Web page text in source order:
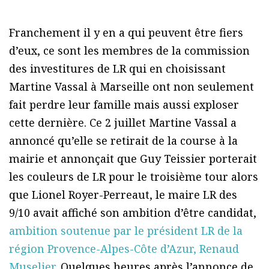
Franchement il y en a qui peuvent être fiers
d’eux, ce sont les membres de la commission
des investitures de LR qui en choisissant
Martine Vassal à Marseille ont non seulement
fait perdre leur famille mais aussi exploser
cette dernière. Ce 2 juillet Martine Vassal a
annoncé qu’elle se retirait de la course à la
mairie et annonçait que Guy Teissier porterait
les couleurs de LR pour le troisième tour alors
que Lionel Royer-Perreaut, le maire LR des
9/10 avait affiché son ambition d’être candidat,
ambition soutenue par le président LR de la
région Provence-Alpes-Côte d’Azur, Renaud